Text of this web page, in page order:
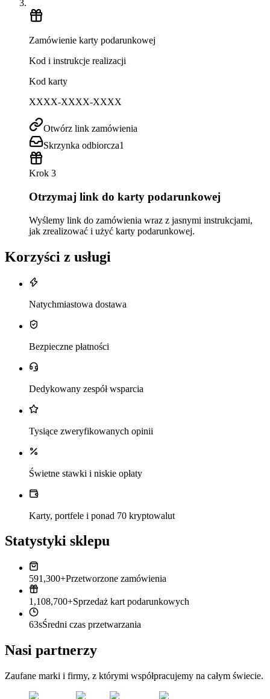
Zamówienie karty podarunkowej
Kod i instrukcje realizacji
Kod karty
XXXX-XXXX-XXXX
Otwórz link zamówienia
Skrzynka odbiorcza1
Krok 3
Otrzymaj link do karty podarunkowej
Wyślemy link do zamówienia wraz z jasnymi instrukcjami,
jak zrealizować i użyć karty podarunkowej.
Korzyści z usługi
Natychmiastowa dostawa
Bezpieczne płatności
Dedykowany zespół wsparcia
Tysiące zweryfikowanych opinii
Świetne stawki i niskie opłaty
Karty, portfele i ponad 70 kryptowalut
Statystyki sklepu
591,300+Przetworzone zamówienia
1,108,700+Sprzedaż kart podarunkowych
63sŚredni czas przetwarzania
Nasi partnerzy
Zaufane marki i firmy, z którymi współpracujemy na całym świecie.